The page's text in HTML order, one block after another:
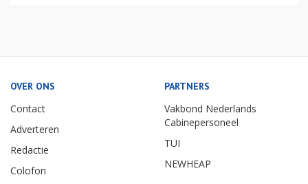
OVER ONS
Contact
Adverteren
Redactie
Colofon
PARTNERS
Vakbond Nederlands
Cabinepersoneel
TUI
NEWHEAP